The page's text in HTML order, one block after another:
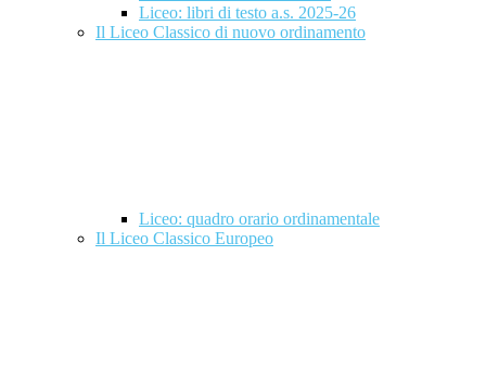
Liceo: libri di testo a.s. 2025-26
Il Liceo Classico di nuovo ordinamento
Liceo: quadro orario ordinamentale
Il Liceo Classico Europeo